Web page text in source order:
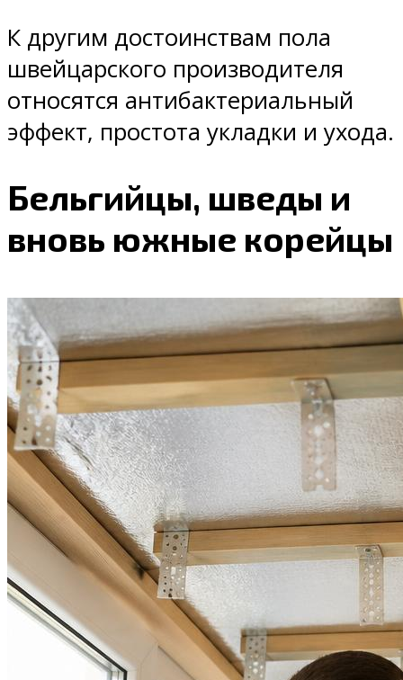
К другим достоинствам пола
швейцарского производителя
относятся антибактериальный
эффект, простота укладки и ухода.
Бельгийцы, шведы и
вновь южные корейцы